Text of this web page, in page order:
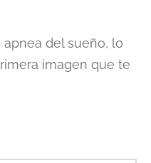
del sueño, lo
imagen que te